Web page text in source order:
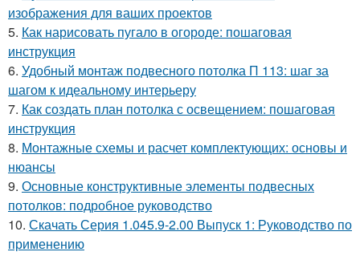
изображения для ваших проектов
5. Как нарисовать пугало в огороде: пошаговая
инструкция
6. Удобный монтаж подвесного потолка П 113: шаг за
шагом к идеальному интерьеру
7. Как создать план потолка с освещением: пошаговая
инструкция
8. Монтажные схемы и расчет комплектующих: основы и
нюансы
9. Основные конструктивные элементы подвесных
потолков: подробное руководство
10. Скачать Серия 1.045.9-2.00 Выпуск 1: Руководство по
применению